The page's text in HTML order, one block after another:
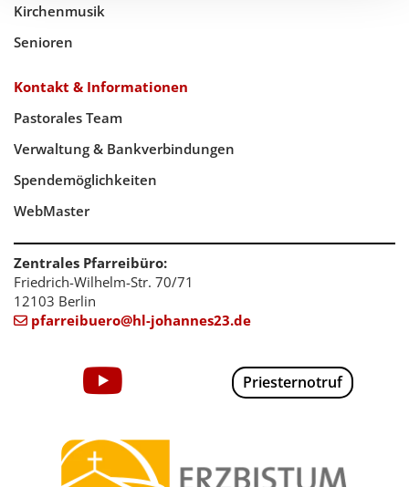
Kirchenmusik
Senioren
Kontakt & Informationen
Pastorales Team
Verwaltung & Bankverbindungen
Spendemöglichkeiten
WebMaster
Zentrales Pfarreibüro:
Friedrich-Wilhelm-Str. 70/71
12103 Berlin
 pfarreibuero@hl-johannes23.de
Priesternotruf